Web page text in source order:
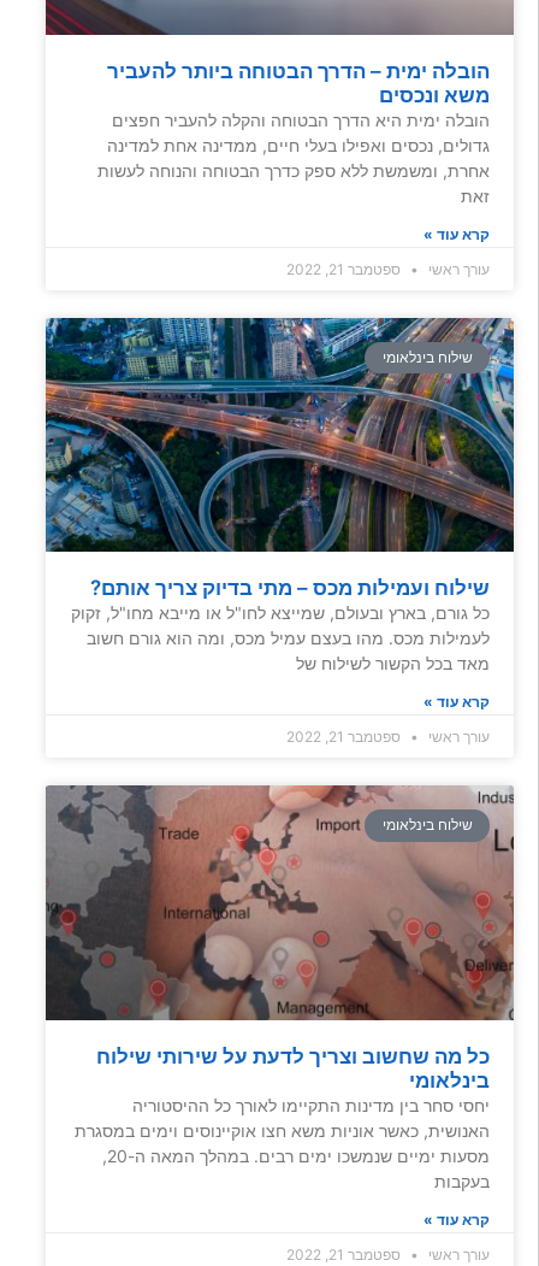
הובלה ימית – הדרך הבטוחה ביותר להעביר
משא ונכסים
הובלה ימית היא הדרך הבטוחה והקלה להעביר חפצים
גדולים, נכסים ואפילו בעלי חיים, ממדינה אחת למדינה
אחרת, ומשמשת ללא ספק כדרך הבטוחה והנוחה לעשות
זאת
קרא עוד »
עורך ראשי
ספטמבר 21, 2022
שילוח בינלאומי
שילוח ועמילות מכס – מתי בדיוק צריך אותם?
כל גורם, בארץ ובעולם, שמייצא לחו"ל או מייבא מחו"ל, זקוק
לעמילות מכס. מהו בעצם עמיל מכס, ומה הוא גורם חשוב
מאד בכל הקשור לשילוח של
קרא עוד »
עורך ראשי
ספטמבר 21, 2022
שילוח בינלאומי
כל מה שחשוב וצריך לדעת על שירותי שילוח
בינלאומי
יחסי סחר בין מדינות התקיימו לאורך כל ההיסטוריה
האנושית, כאשר אוניות משא חצו אוקיינוסים וימים במסגרת
מסעות ימיים שנמשכו ימים רבים. במהלך המאה ה-20,
בעקבות
קרא עוד »
עורך ראשי
ספטמבר 21, 2022